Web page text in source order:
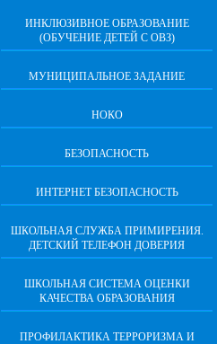
ИНКЛЮЗИВНОЕ ОБРАЗОВАНИЕ
(ОБУЧЕНИЕ ДЕТЕЙ С ОВЗ)
МУНИЦИПАЛЬНОЕ ЗАДАНИЕ
НОКО
БЕЗОПАСНОСТЬ
ИНТЕРНЕТ БЕЗОПАСНОСТЬ
ШКОЛЬНАЯ СЛУЖБА ПРИМИРЕНИЯ.
ДЕТСКИЙ ТЕЛЕФОН ДОВЕРИЯ
ШКОЛЬНАЯ СИСТЕМА ОЦЕНКИ
КАЧЕСТВА ОБРАЗОВАНИЯ
ПРОФИЛАКТИКА ТЕРРОРИЗМА И